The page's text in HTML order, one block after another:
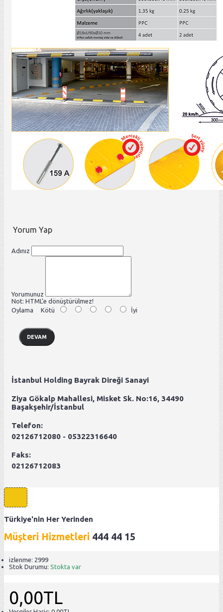
Yorum Yap
Adınız
Yorumunuz
Not: HTML'e dönüştürülmez!
Oylama Kötü İyi
DEVAM
İstanbul Holding Bayrak Direği Sanayi
Ziya Gökalp Mahallesi, Misket Sk. No:16, 34490
Başakşehir/İstanbul
Telefon:
02126712080 - 05322316640
Faks:
02126712083
Türkiye'nin Her Yerinden
Müşteri Hizmetleri 444 44 15
izlenme: 2999
Stok Durumu: Stokta var
0,00TL